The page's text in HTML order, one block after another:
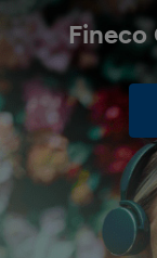
Fineco